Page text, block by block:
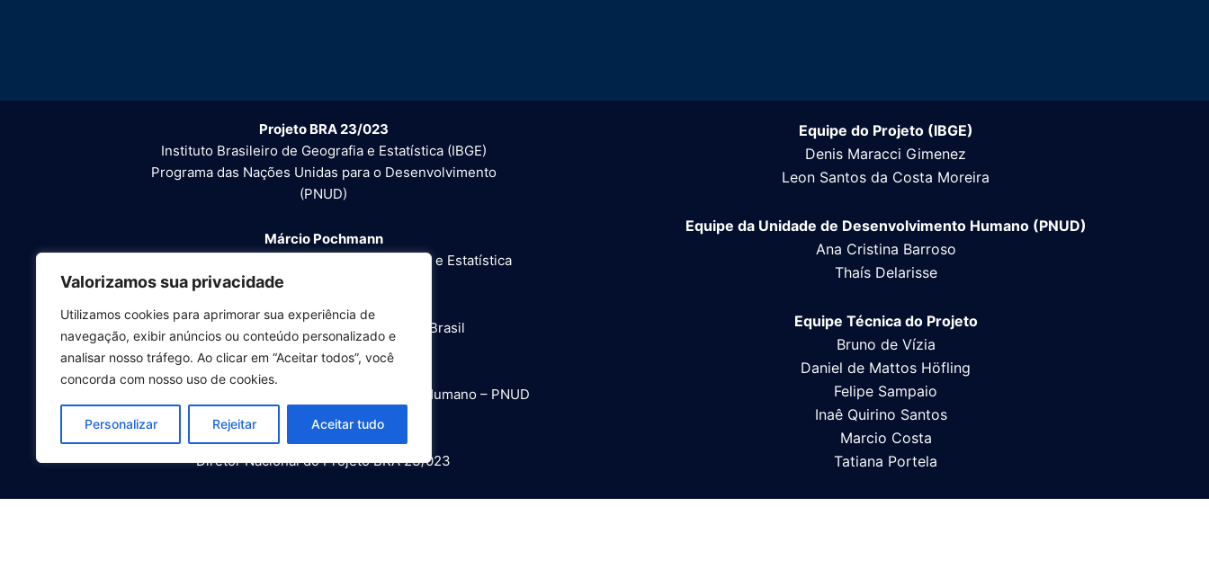
Valorizamos sua privacidade
Utilizamos cookies para aprimorar sua experiência de
navegação, exibir anúncios ou conteúdo personalizado e
analisar nosso tráfego. Ao clicar em “Aceitar todos”, você
concorda com nosso uso de cookies.
Personalizar Rejeitar Aceitar tudo
Projeto BRA 23/023
Instituto Brasileiro de Geografia e Estatística (IBGE)
Programa das Nações Unidas para o Desenvolvimento
(PNUD)
Márcio Pochmann
Presidente do Instituto Brasileiro de Geografia e Estatística
Claudio Providas
Representante-residente do PNUD no Brasil
Betina Ferraz Barbosa
Coordenadora da Unidade de Desenvolvimento Humano – PNUD
Luis Fernando Vitagliano
Diretor Nacional do Projeto BRA 23/023
Equipe do Projeto (IBGE)
Denis Maracci Gimenez
Leon Santos da Costa Moreira
Equipe da Unidade de Desenvolvimento Humano (PNUD)
Ana Cristina Barroso
Thaís Delarisse
Equipe Técnica do Projeto
Bruno de Vízia
Daniel de Mattos Höfling
Felipe Sampaio
Inaê Quirino Santos
Marcio Costa
Tatiana Portela